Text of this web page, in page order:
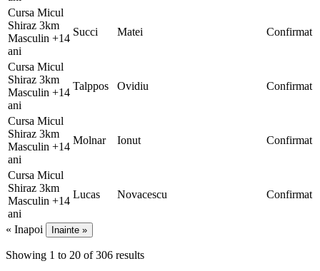
Cursa Micul
Shiraz 3km
Masculin +14
ani
Succi Matei Confirmat
Cursa Micul
Shiraz 3km
Masculin +14
ani
Talppos Ovidiu Confirmat
Cursa Micul
Shiraz 3km
Masculin +14
ani
Molnar Ionut Confirmat
Cursa Micul
Shiraz 3km
Masculin +14
ani
Lucas Novacescu Confirmat
« Inapoi Inainte »
Showing 1 to 20 of 306 results